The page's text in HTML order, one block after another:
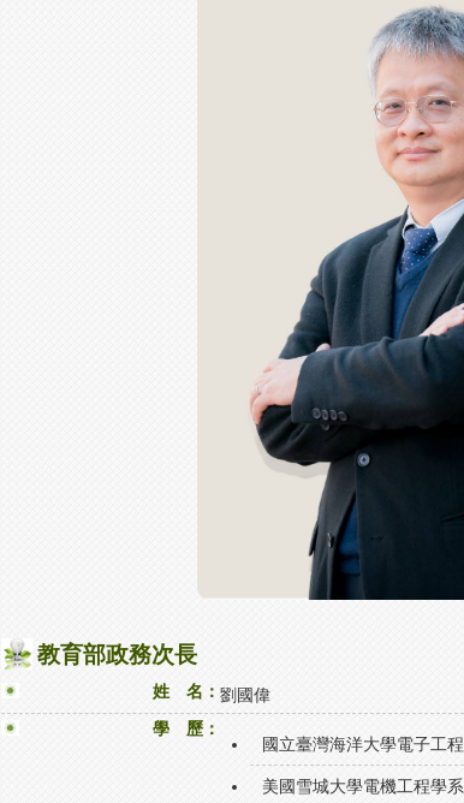
教育部政務次長
姓 名： 劉國偉
學 歷：
國立臺灣海洋大學電子工
美國雪城大學電機工程學